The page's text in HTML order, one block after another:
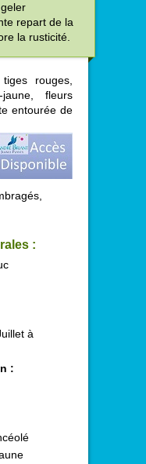
repart de la
la rusticité.
rouges,
fleurs
entourée de
:
à
: